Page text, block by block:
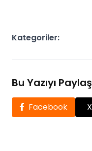
Kategoriler:
Bu Yazıyı Paylaş
Facebook X